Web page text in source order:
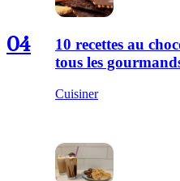
04
10 recettes au
tous les
Cuisiner